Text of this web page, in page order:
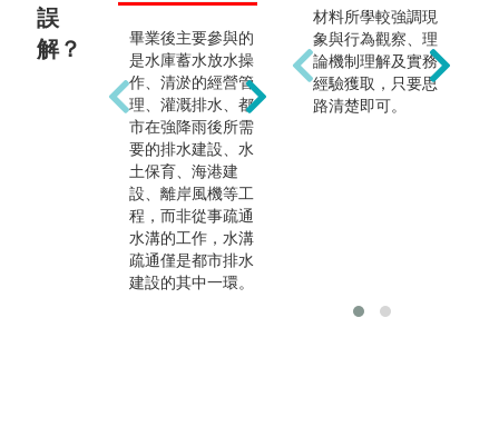
誤
解？
畢業後主要參與的
是水庫蓄水放水操
作、清淤的經營管
理、灌溉排水、都
市在強降雨後所需
要的排水建設、水
土保育、海港建
設、離岸風機等工
程，而非從事疏通
水溝的工作，水溝
疏通僅是都市排水
建設的其中一環。
水利工程學類的訓
練是非常廣泛的，
從物理工程基礎計
算到工程實務分析
許多領域及產業上
材料所學較強調現
象與行為觀察、理
論機制理解及實務
經驗獲取，只要思
路清楚即可。